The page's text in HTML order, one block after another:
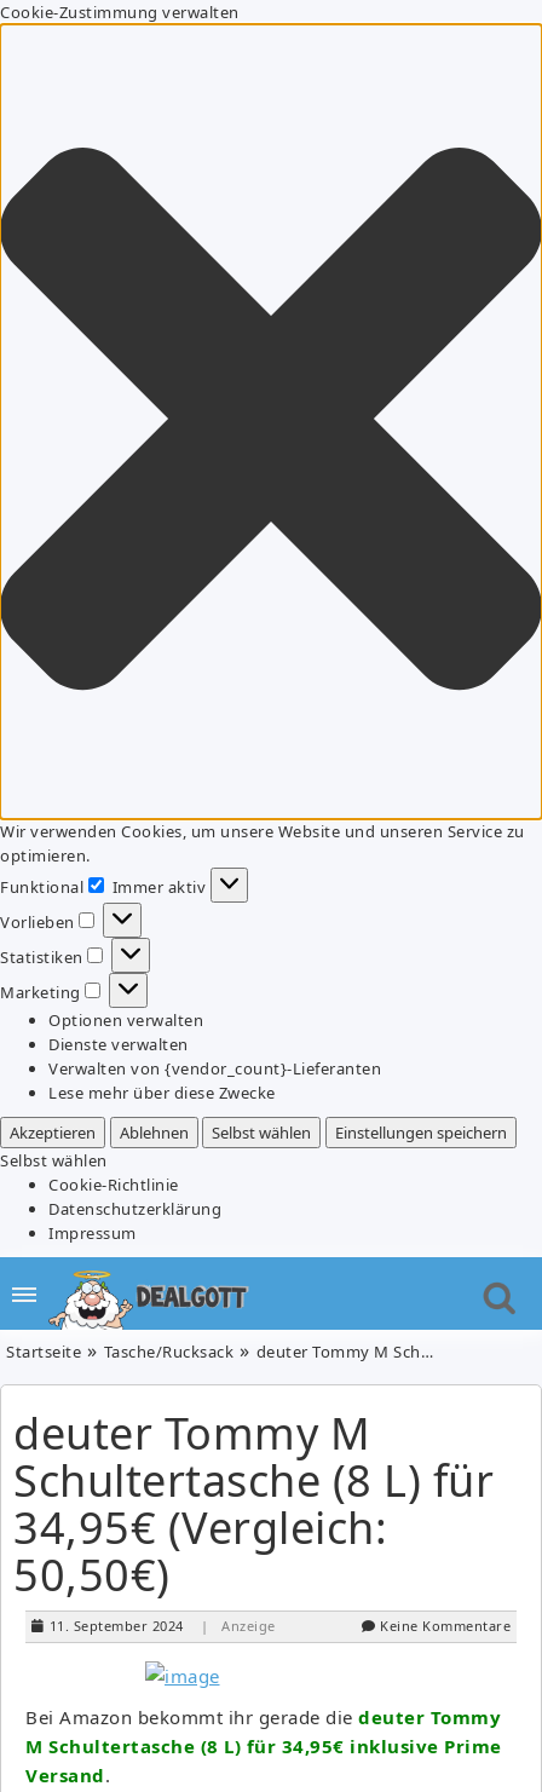
Cookie-Zustimmung verwalten
Wir verwenden Cookies, um unsere Website und unseren Service zu
optimieren.
Funktional
Funktional
Immer aktiv
Vorlieben
Vorlieben
Statistiken
Statistiken
Marketing
Marketing
Optionen verwalten
Dienste verwalten
Verwalten von {vendor_count}-Lieferanten
Lese mehr über diese Zwecke
Akzeptieren
Ablehnen Selbst wählen
Einstellungen speichern
Selbst wählen
Cookie-Richtlinie
Datenschutzerklärung
Impressum
Startseite Tasche/Rucksack deuter Tommy M Schultertasche (8 L) für 34,95€ (Vergleich: 50,50€)
deuter Tommy M
Schultertasche (8 L) für
34,95€ (Vergleich:
50,50€)
11. September 2024 | Anzeige Keine Kommentare
Bei Amazon bekommt ihr gerade die deuter Tommy
M Schultertasche (8 L) für 34,95€ inklusive Prime
Versand.